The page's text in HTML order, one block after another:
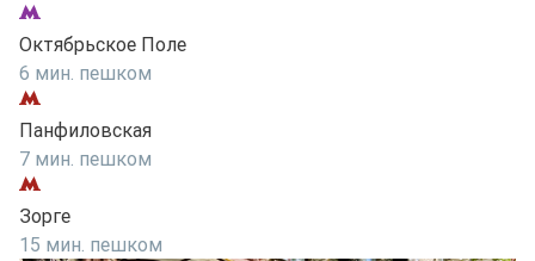
Октябрьское Поле
6 мин. пешком
Панфиловская
7 мин. пешком
Зорге
15 мин. пешком